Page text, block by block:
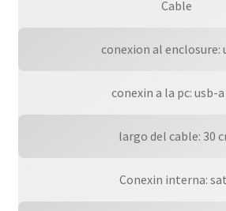
Cable
conexion al enclosure:
conexin a la pc: usb-
largo del cable: 30
Conexin interna: